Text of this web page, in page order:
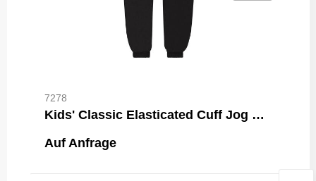
7278
Kids' Classic Elasticated Cuff Jog Pants
Auf Anfrage